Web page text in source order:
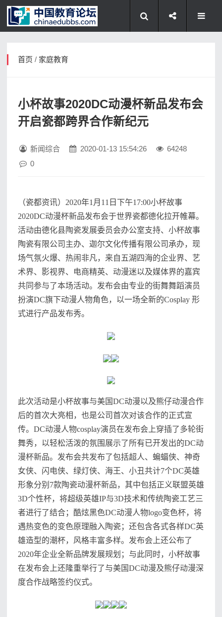
首页 / 家庭教育
小杯故事2020DC动漫杯新品发布会
开启瓷都跨界合作新纪元
新闻综合 2020-01-13 15:54:26
64248
0
（瓷都资讯）2020年1月11日下午17:00小杯故事
2020DC动漫杯新品发布会于世界瓷都德化拉开帷幕。
活动由德化县陶瓷发展委员会办公室支持、小杯故事
陶瓷有限公司主办、迦尔文化传播有限公司承办，现
场气氛火爆、热闹非凡，来自五湖四海的企业界、艺
术界、影视界、电商精英、动漫迷以及媒体界的嘉宾
共同参与了本场活动。发布会由专业的街舞舞蹈演员
扮演DC旗下动漫人物角色，以一场全新的Cosplay 形
式进行产品发布秀。
此次活动是小杯故事与美国DC动漫以及熊仔动漫合作
后的首次大亮相，也是公司首次对该合作的正式宣
传。DC动漫人物cosplay演员在发布会上穿插了多轮街
舞秀，以轻松活泼的氛围展示了所有已开发出的DC动
漫杯新品。发布会共发布了包括超人、蝙蝠侠、神奇
女侠、闪电侠、绿灯侠、海王、小丑共计7个DC英雄
形象分别7款陶瓷动漫杯新品，其中包括正义联盟英雄
3D个性杯，将超级英雄IP与3D技术和传统陶瓷工艺三
者进行了结合；酷炫黑色DC动漫人物logo变色杯，将
遇热变色的变色原理融入陶瓷；还包含各式各样DC英
雄造型的潮杯，风格丰富多样。发布会上还公布了
2020年企业全新品牌发展规划；与此同时，小杯故事
在发布会上还隆重举行了与美国DC动漫及熊仔动漫深
度合作战略签约仪式。